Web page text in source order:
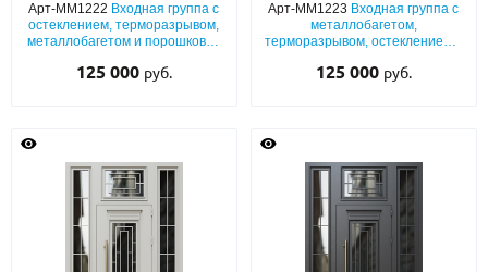
Арт-ММ1222 Входная группа с
остеклением, терморазрывом,
металлобагетом и порошковой
RAL 8017
125 000 руб.
Арт-ММ1223 Входная группа с
металлобагетом,
терморазрывом, остеклением и
8019
125 000 руб.